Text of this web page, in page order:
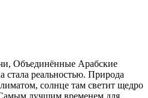
Объединённые Арабские
стала реальностью. Природа
солнце там светит щедро